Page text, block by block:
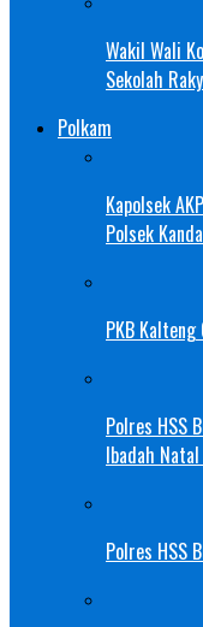
Wakil Wali
Sekolah
Polkam
Kapolsek
Polsek
PKB
Polres HSS
Ibadah
Polres HSS